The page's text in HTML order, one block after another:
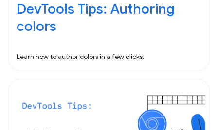
DevTools Tips: Authoring
colors
Learn how to author colors in a few clicks.